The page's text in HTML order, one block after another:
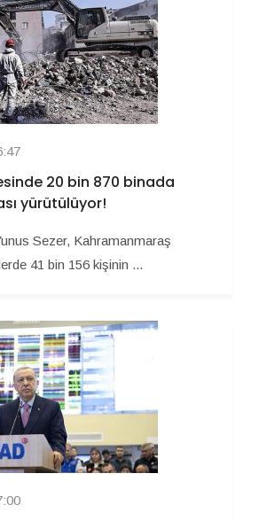
20 bin 870 binada
yürütülüyor!
Sezer, Kahramanmaraş
41 bin 156 kişinin ...